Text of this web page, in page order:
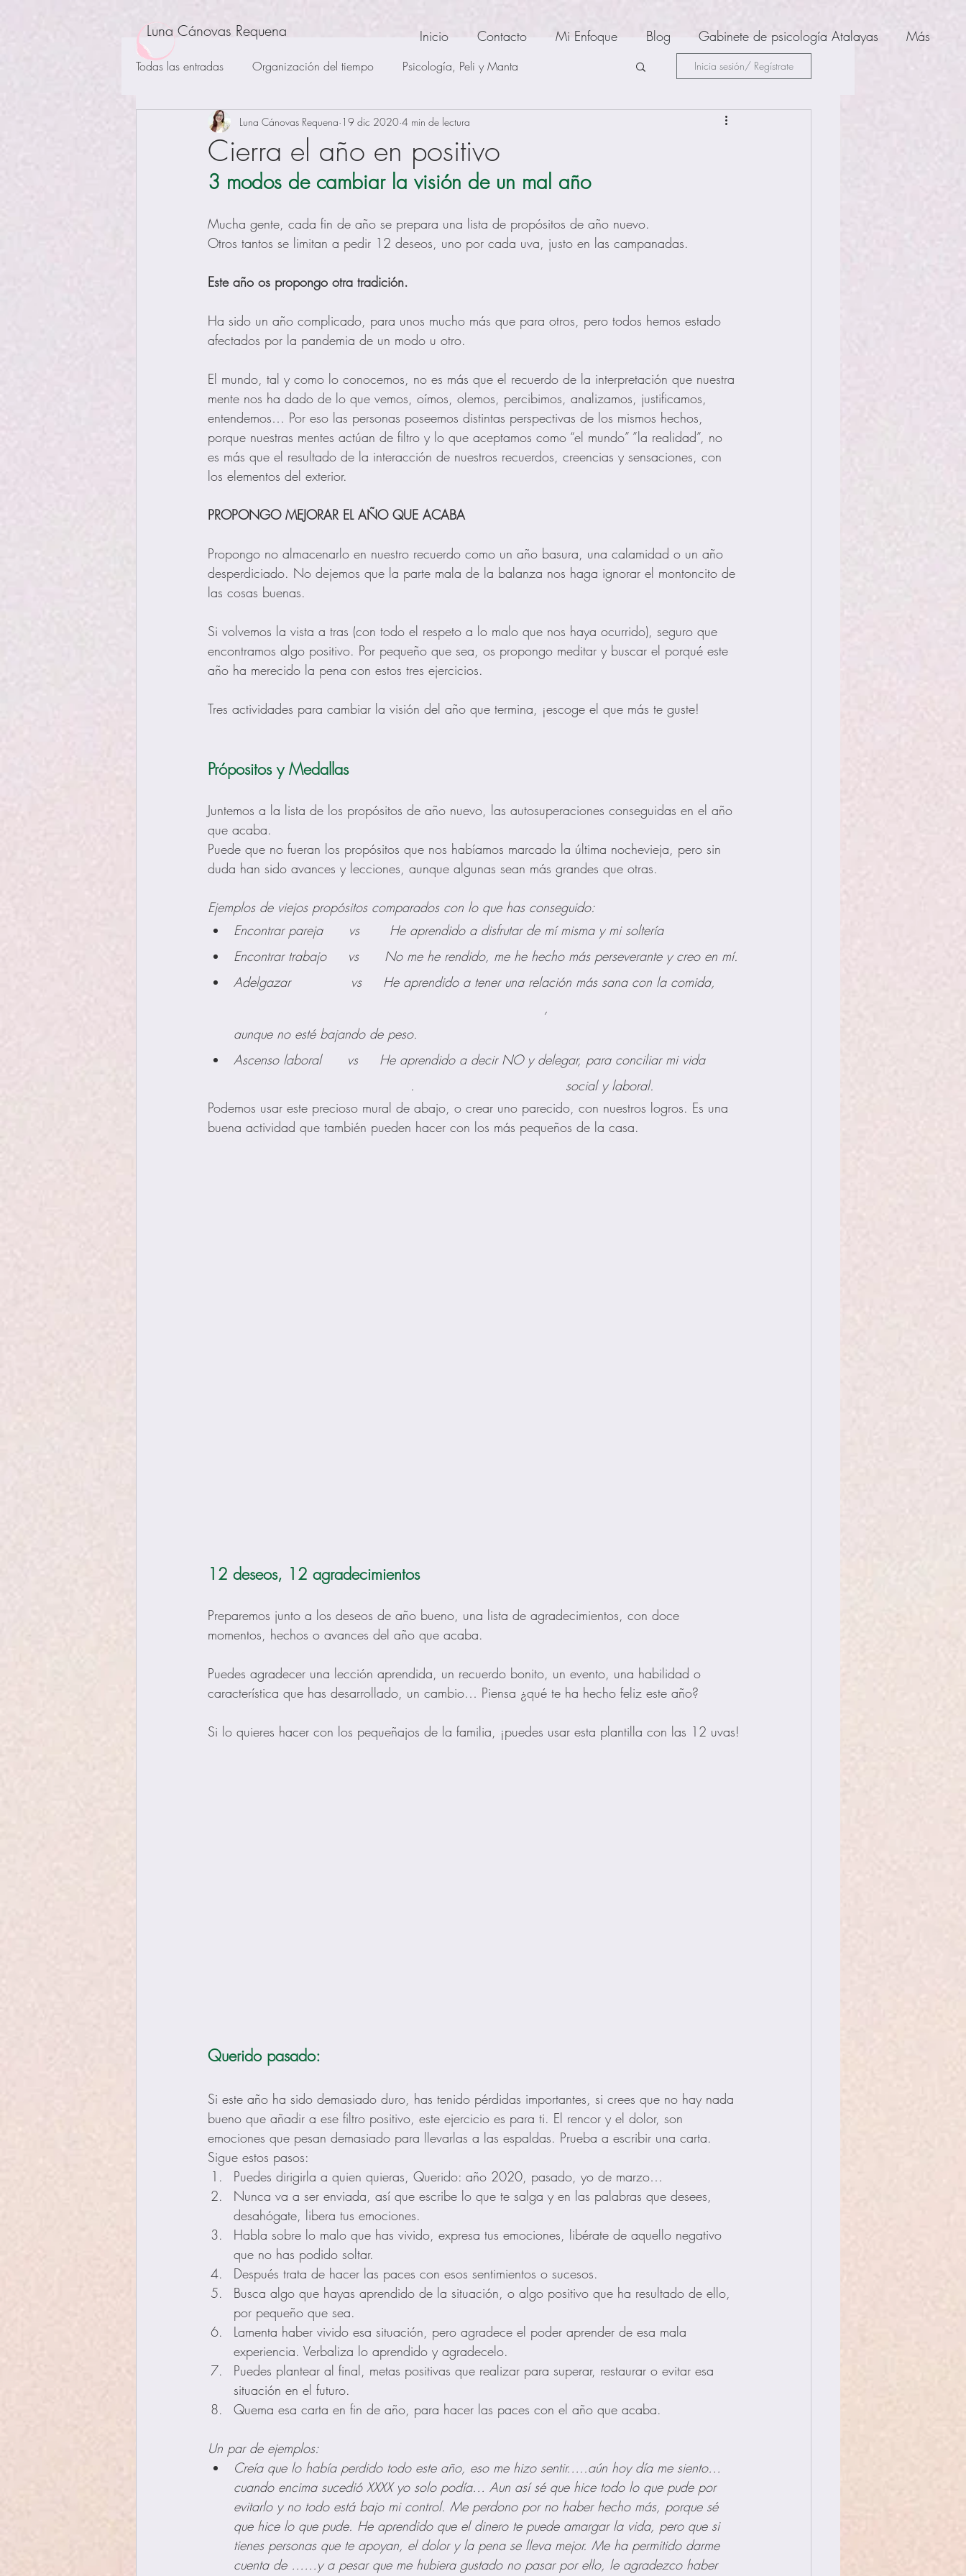
Inicio Contacto Mi Enfoque Blog Gabinete de psicología Atalayas Más
Luna Cánovas Requena
Todas las entradas Organización del tiempo Psicología, Peli y Manta
Psicología positiva Inteligencia emocional Psicología cognitiva
Lenguaje interno Trastorno Obsesivo Cumpulsivo Igualdad Curiosidades
LGTBIQ+
Inicia sesión/ Regístrate
Cierra el año en positivo
Luna Cánovas Requena 19 dic 2020 4 min de lectura
3 modos de cambiar la visión de un mal año
Mucha gente, cada fin de año se prepara una lista de propósitos de año nuevo.
Otros tantos se limitan a pedir 12 deseos, uno por cada uva, justo en las campanadas.
Este año os propongo otra tradición.
Ha sido un año complicado, para unos mucho más que para otros, pero todos hemos estado
afectados por la pandemia de un modo u otro.
El mundo, tal y como lo conocemos, no es más que el recuerdo de la interpretación que nuestra
mente nos ha dado de lo que vemos, oímos, olemos, percibimos, analizamos, justificamos,
entendemos… Por eso las personas poseemos distintas perspectivas de los mismos hechos,
porque nuestras mentes actúan de filtro y lo que aceptamos como “el mundo” ”la realidad”, no
es más que el resultado de la interacción de nuestros recuerdos, creencias y sensaciones, con
los elementos del exterior.
PROPONGO MEJORAR EL AÑO QUE ACABA
Propongo no almacenarlo en nuestro recuerdo como un año basura, una calamidad o un año
desperdiciado. No dejemos que la parte mala de la balanza nos haga ignorar el montoncito de
las cosas buenas.
Si volvemos la vista a tras (con todo el respeto a lo malo que nos haya ocurrido), seguro que
encontramos algo positivo. Por pequeño que sea, os propongo meditar y buscar el porqué este
año ha merecido la pena con estos tres ejercicios.
Tres actividades para cambiar la visión del año que termina, ¡escoge el que más te guste!
Própositos y Medallas
Juntemos a la lista de los propósitos de año nuevo, las autosuperaciones conseguidas en el año
que acaba.
Puede que no fueran los propósitos que nos habíamos marcado la última nochevieja, pero sin
duda han sido avances y lecciones, aunque algunas sean más grandes que otras.
Ejemplos de viejos propósitos comparados con lo que has conseguido:
Encontrar pareja      vs       He aprendido a disfrutar de mí misma y mi soltería
Encontrar trabajo     vs      No me he rendido, me he hecho más perseverante y creo en mí.
Adelgazar              vs     He aprendido a tener una relación más sana con la comida,
                                                                        ,
aunque no esté bajando de peso.
Ascenso laboral      vs     He aprendido a decir NO y delegar, para conciliar mi vida
                                         .                                   social y laboral.
Podemos usar este precioso mural de abajo, o crear uno parecido, con nuestros logros. Es una
buena actividad que también pueden hacer con los más pequeños de la casa.
12 deseos, 12 agradecimientos
Preparemos junto a los deseos de año bueno, una lista de agradecimientos, con doce
momentos, hechos o avances del año que acaba.
Puedes agradecer una lección aprendida, un recuerdo bonito, un evento, una habilidad o
característica que has desarrollado, un cambio… Piensa ¿qué te ha hecho feliz este año?
Si lo quieres hacer con los pequeñajos de la familia, ¡puedes usar esta plantilla con las 12 uvas!
Querido pasado:
Si este año ha sido demasiado duro, has tenido pérdidas importantes, si crees que no hay nada
bueno que añadir a ese filtro positivo, este ejercicio es para ti. El rencor y el dolor, son
emociones que pesan demasiado para llevarlas a las espaldas. Prueba a escribir una carta.
Sigue estos pasos:
Puedes dirigirla a quien quieras, Querido: año 2020, pasado, yo de marzo…
Nunca va a ser enviada, así que escribe lo que te salga y en las palabras que desees,
desahógate, libera tus emociones.
Habla sobre lo malo que has vivido, expresa tus emociones, libérate de aquello negativo
que no has podido soltar.
Después trata de hacer las paces con esos sentimientos o sucesos.
Busca algo que hayas aprendido de la situación, o algo positivo que ha resultado de ello,
por pequeño que sea.
Lamenta haber vivido esa situación, pero agradece el poder aprender de esa mala
experiencia. Verbaliza lo aprendido y agradecelo.
Puedes plantear al final, metas positivas que realizar para superar, restaurar o evitar esa
situación en el futuro.
Quema esa carta en fin de año, para hacer las paces con el año que acaba.
Un par de ejemplos:
Creía que lo había perdido todo este año, eso me hizo sentir…..aún hoy día me siento…
cuando encima sucedió XXXX yo solo podía… Aun así sé que hice todo lo que pude por
evitarlo y no todo está bajo mi control. Me perdono por no haber hecho más, porque sé
que hice lo que pude. He aprendido que el dinero te puede amargar la vida, pero que si
tienes personas que te apoyan, el dolor y la pena se lleva mejor. Me ha permitido darme
cuenta de ……y a pesar que me hubiera gustado no pasar por ello, le agradezco haber